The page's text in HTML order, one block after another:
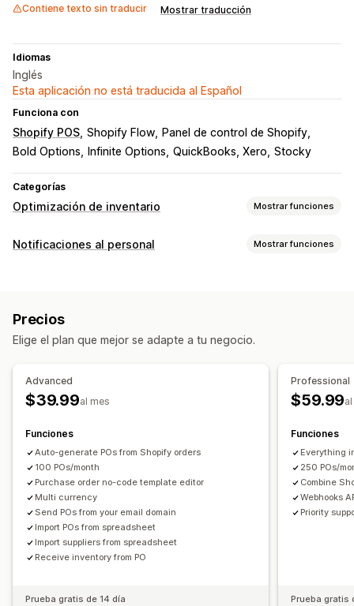
Contiene texto sin traducir Mostrar traducción
Idiomas
Inglés
Esta aplicación no está traducida al Español
Funciona con
Shopify POS Shopify Flow
Panel de control de Shopify
Bold Options
Infinite Options QuickBooks, Xero Stocky
Categorías
Optimización de inventario Mostrar funciones
Gestión de inventario
Automatización del flujo de trabajo
Envíos
Procesamiento masivo
Procesamiento automático
Pedidos de compra
Notificaciones de reposición
Recordatorios de reabastecimiento
Alertas de existencias bajas Alertas de umbral
Informes personalizados
Notificaciones de correo electrónico
Informes y estadísticas
Notificaciones al personal Mostrar funciones
Notificaciones al personal
Notificaciones de proveedores
Reglas de notificaciones
Precios
Elige el plan que mejor se adapte a tu negocio.
Advanced
$39.99al mes
Funciones
Auto-generate POs from Shopify orders
100 POs/month
Purchase order no-code template editor
Multi currency
Send POs from your email domain
Import POs from spreadsheet
Import suppliers from spreadsheet
Receive inventory from PO
Prueba gratis de 14 día
Professional
$59.99
Funciones
Everything
250 POs/
Combine
Webhooks
Priority
Prueba gratis